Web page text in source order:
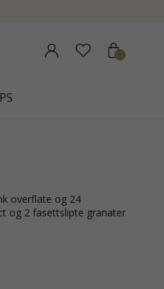
og 2 fasettslipte granater